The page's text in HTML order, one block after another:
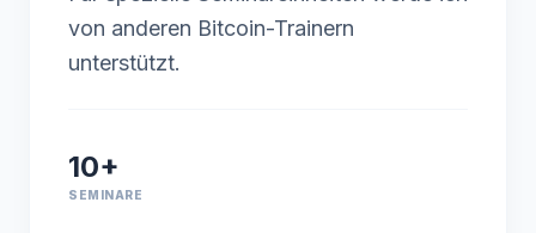
von anderen Bitcoin-Trainern
unterstützt.
10+
SEMINARE